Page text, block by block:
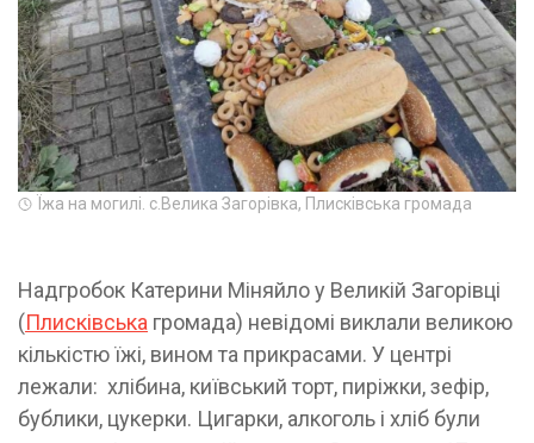
Їжа на могилі. с.Велика Загорівка, Плисківська громада
Надгробок Катерини Міняйло у Великій Загорівці
(Плисківська громада) невідомі виклали великою
кількістю їжі, вином та прикрасами. У центрі
лежали: хлібина, київський торт, пиріжки, зефір,
бублики, цукерки. Цигарки, алкоголь і хліб були